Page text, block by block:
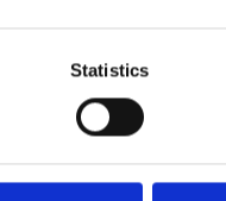
Statistics
de riesgo como